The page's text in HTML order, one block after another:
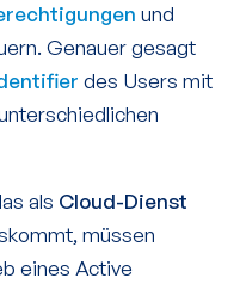
und
Genauer gesagt
des Users mit
als Cloud-Dienst
müssen
eines Active